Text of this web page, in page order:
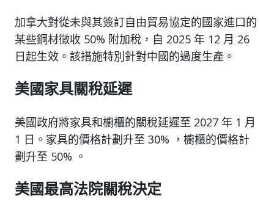
加拿大對從未與其簽訂自由貿易協定的國家進口的
某些鋼材徵收 50% 附加稅，自 2025 年 12 月 26
日起生效。該措施特別針對中國的過度生產。
美國家具關稅延遲
美國政府將家具和櫥櫃的關稅延遲至 2027 年 1 月
1 日。家具的價格計劃升至 30% ，櫥櫃的價格計
劃升至 50% 。
美國最高法院關稅決定